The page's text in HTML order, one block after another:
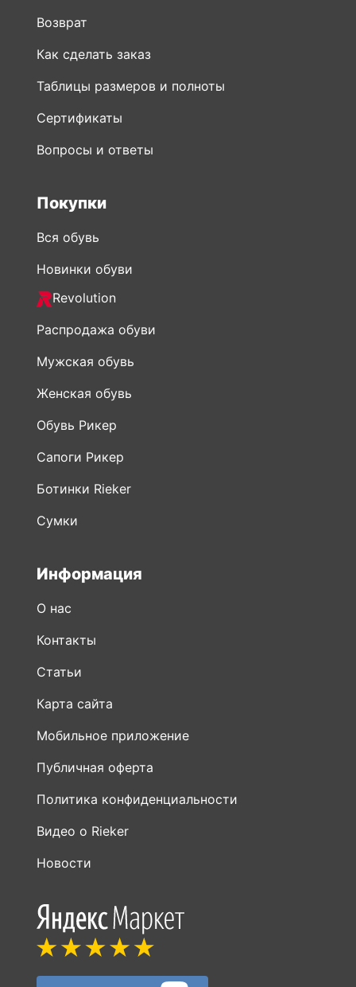
Возврат
Как сделать заказ
Таблицы размеров и полноты
Сертификаты
Вопросы и ответы
Покупки
Вся обувь
Новинки обуви
Revolution
Распродажа обуви
Мужская обувь
Женская обувь
Обувь Рикер
Сапоги Рикер
Ботинки Rieker
Сумки
Информация
О нас
Контакты
Статьи
Карта сайта
Мобильное приложение
Публичная оферта
Политика конфиденциальности
Видео о Rieker
Новости